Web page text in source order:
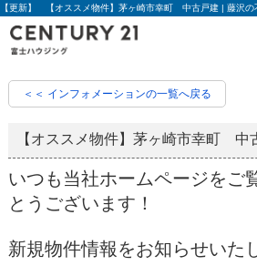
＜＜ インフォメーションの一覧へ戻る
【オススメ物件】茅ヶ崎市幸町 中
いつも当社ホームページをご
とうございます！
新規物件情報をお知らせいた